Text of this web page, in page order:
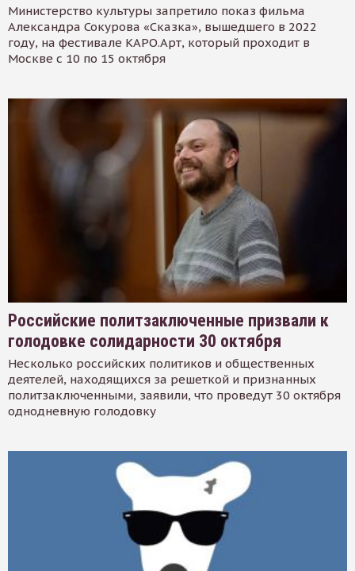
Министерство культуры запретило показ фильма
Александра Сокурова «Сказка», вышедшего в 2022
году, на фестивале КАРО.Арт, который проходит в
Москве с 10 по 15 октября
Российские политзаключенные призвали к
голодовке солидарности 30 октября
Несколько российских политиков и общественных
деятелей, находящихся за решеткой и признанных
политзаключенными, заявили, что проведут 30 октября
однодневную голодовку